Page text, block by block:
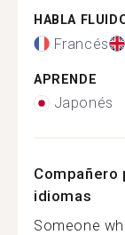
HABLA
Francés
APRENDE
Japonés
idiomas
Someone